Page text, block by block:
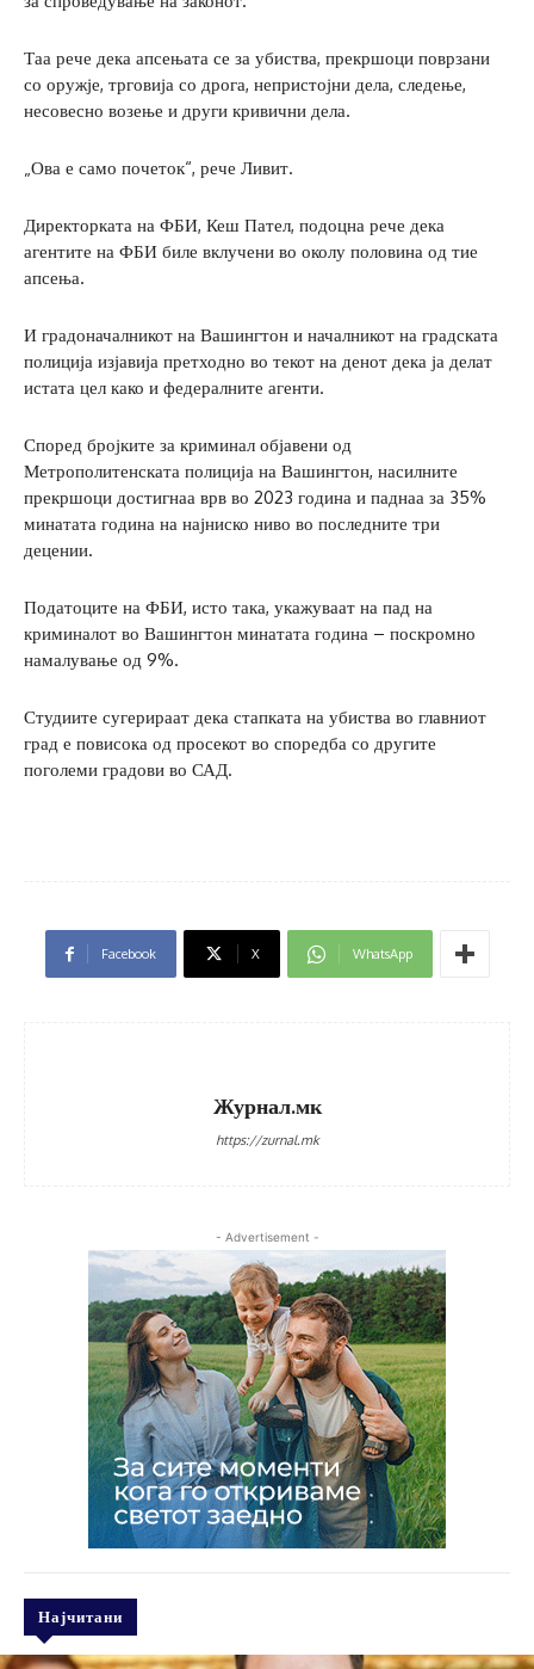
Таа рече дека апсењата се за убиства, прекршоци поврзани
со оружје, трговија со дрога, непристојни дела, следење,
несовесно возење и други кривични дела.
„Ова е само почеток“, рече Ливит.
Директорката на ФБИ, Кеш Пател, подоцна рече дека
агентите на ФБИ биле вклучени во околу половина од тие
апсења.
И градоначалникот на Вашингтон и началникот на градската
полиција изјавија претходно во текот на денот дека ја делат
истата цел како и федералните агенти.
Според бројките за криминал објавени од
Метрополитенската полиција на Вашингтон, насилните
прекршоци достигнаа врв во 2023 година и паднаа за 35%
минатата година на најниско ниво во последните три
децении.
Податоците на ФБИ, исто така, укажуваат на пад на
криминалот во Вашингтон минатата година – поскромно
намалување од 9%.
Студиите сугерираат дека стапката на убиства во главниот
град е повисока од просекот во споредба со другите
поголеми градови во САД.
Facebook X WhatsApp
Журнал.мк
https://zurnal.mk
- Advertisement -
Најчитани